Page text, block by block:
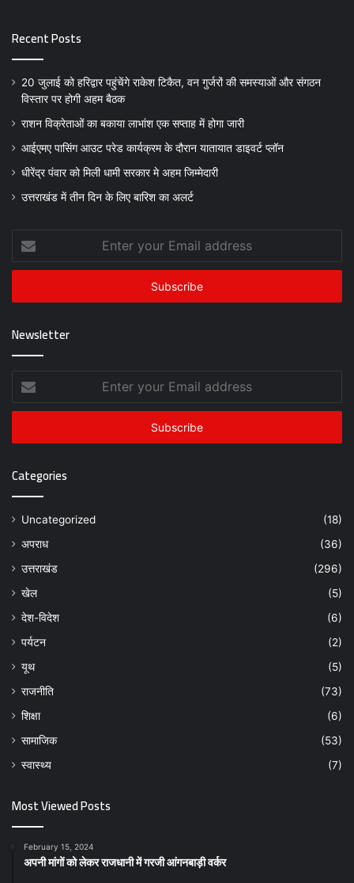
Recent Posts
20 जुलाई को हरिद्वार पहुंचेंगे राकेश टिकैत, वन गुर्जरों की समस्याओं और संगठन
विस्तार पर होगी अहम बैठक
राशन विक्रेताओं का बकाया लाभांश एक सप्ताह में होगा जारी
आईएमए पासिंग आउट परेड कार्यक्रम के दौरान यातायात डाइवर्ट प्लॉन
धीरेंद्र पंवार को मिली धामी सरकार मे अहम जिम्मेदारी
उत्तराखंड में तीन दिन के लिए बारिश का अलर्ट
your
Email
Newsletter
your
Email
Categories
Uncategorized
(18)
अपराध
(36)
उत्तराखंड
(296)
खेल
(5)
देश-विदेश
(6)
पर्यटन
(2)
यूथ
(5)
राजनीति
(73)
शिक्षा
(6)
सामाजिक
(53)
स्वास्थ्य
(7)
Most Viewed Posts
February 15, 2024
अपनी मांगों को लेकर राजधानी में गरजी आंगनबाड़ी वर्कर